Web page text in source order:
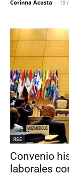
Corinna Acosta - 19
RSE
Convenio
laborales